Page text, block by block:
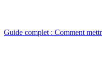
Guide complet : Comment